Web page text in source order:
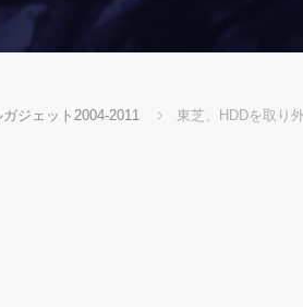
ジェット2004-2011 東芝、HDDを取り